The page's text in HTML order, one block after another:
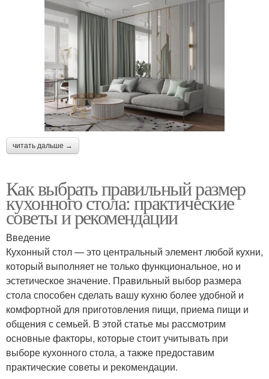
читать дальше →
Как выбрать правильный размер
кухонного стола: практические
советы и рекомендации
Введение
Кухонный стол — это центральный элемент любой кухни,
который выполняет не только функциональное, но и
эстетическое значение. Правильный выбор размера
стола способен сделать вашу кухню более удобной и
комфортной для приготовления пищи, приема пищи и
общения с семьей. В этой статье мы рассмотрим
основные факторы, которые стоит учитывать при
выборе кухонного стола, а также предоставим
практические советы и рекомендации.